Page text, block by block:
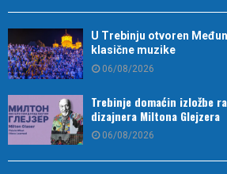
U Trebinju otvoren
klasične muzike
06/08/2026
Trebinje domaćin izložbe
dizajnera Miltona Glejzera
06/08/2026